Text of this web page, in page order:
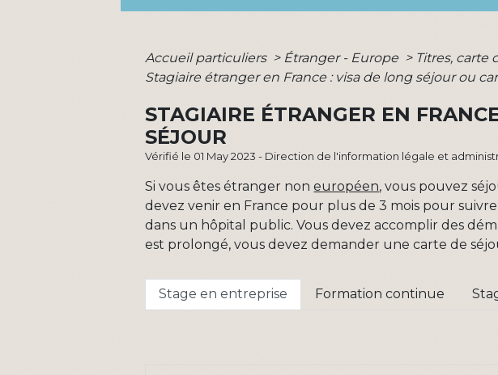
Accueil particuliers > Étranger - Europe > Titres, carte
Stagiaire étranger en France : visa de long séjour ou
STAGIAIRE ÉTRANGER EN
SÉJOUR
Vérifié le 01 May 2023 - Direction de l'information légale et
Si vous êtes étranger noneuropéen, vous pouvez
devez venir en France pour plus de 3 mois pour
dans un hôpital public. Vous devez accomplir des
est prolongé, vous devez demander une carte de
Stage en entreprise Formation continue